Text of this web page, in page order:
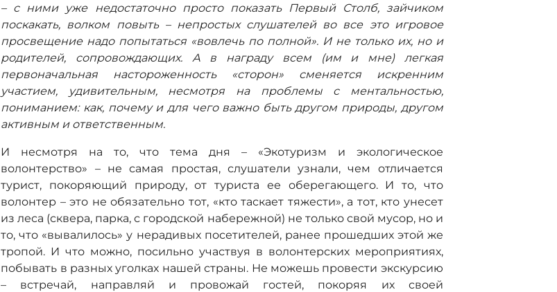
– с ними уже недостаточно просто показать Первый Столб, зайчиком
поскакать, волком повыть – непростых слушателей во все это игровое
просвещение надо попытаться «вовлечь по полной». И не только их, но и
родителей, сопровождающих. А в награду всем (им и мне) легкая
первоначальная настороженность «сторон» сменяется искренним
участием, удивительным, несмотря на проблемы с ментальностью,
пониманием: как, почему и для чего важно быть другом природы, другом
активным и ответственным.
И несмотря на то, что тема дня – «Экотуризм и экологическое
волонтерство» – не самая простая, слушатели узнали, чем отличается
турист, покоряющий природу, от туриста ее оберегающего. И то, что
волонтер – это не обязательно тот, «кто таскает тяжести», а тот, кто унесет
из леса (сквера, парка, с городской набережной) не только свой мусор, но и
то, что «вывалилось» у нерадивых посетителей, ранее прошедших этой же
тропой. И что можно, посильно участвуя в волонтерских мероприятиях,
побывать в разных уголках нашей страны. Не можешь провести экскурсию
– встречай, направляй и провожай гостей, покоряя их своей